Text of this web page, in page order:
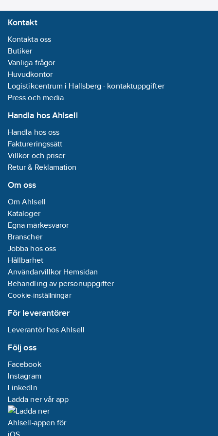
Kontakt
Kontakta oss
Butiker
Vanliga frågor
Huvudkontor
Logistikcentrum i Hallsberg - kontaktuppgifter
Press och media
Handla hos Ahlsell
Handla hos oss
Faktureringssätt
Villkor och priser
Retur & Reklamation
Om oss
Om Ahlsell
Kataloger
Egna märkesvaror
Branscher
Jobba hos oss
Hållbarhet
Användarvillkor Hemsidan
Behandling av personuppgifter
Cookie-inställningar
För leverantörer
Leverantör hos Ahlsell
Följ oss
Facebook
Instagram
LinkedIn
Ladda ner vår app